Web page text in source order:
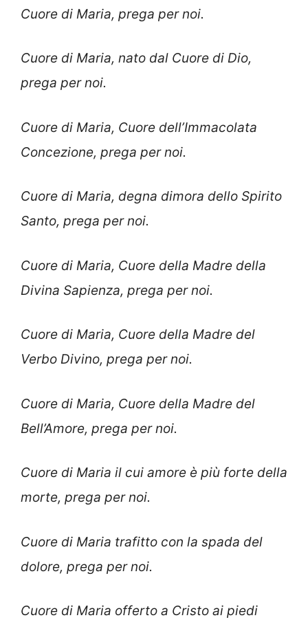
Cuore di Maria, prega per noi.
Cuore di Maria, nato dal Cuore di Dio,
prega per noi.
Cuore di Maria, Cuore dell’Immacolata
Concezione, prega per noi.
Cuore di Maria, degna dimora dello Spirito
Santo, prega per noi.
Cuore di Maria, Cuore della Madre della
Divina Sapienza, prega per noi.
Cuore di Maria, Cuore della Madre del
Verbo Divino, prega per noi.
Cuore di Maria, Cuore della Madre del
Bell’Amore, prega per noi.
Cuore di Maria il cui amore è più forte della
morte, prega per noi.
Cuore di Maria trafitto con la spada del
dolore, prega per noi.
Cuore di Maria offerto a Cristo ai piedi